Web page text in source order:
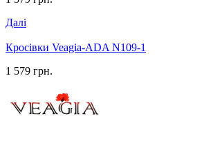
Далі
Кросівки Veagia-ADA N109-1
1 579 грн.